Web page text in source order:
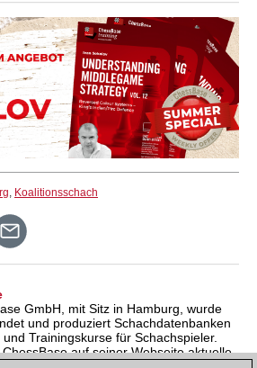
, Koalitionsschach
GmbH, mit Sitz in Hamburg, wurde
und produziert Schachdatenbanken
Trainingskurse für Schachspieler.
auf seiner Webseite aktuelle